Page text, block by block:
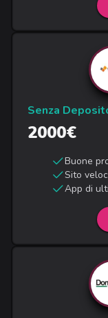
Senza
2000€
Buone
Sito
App di